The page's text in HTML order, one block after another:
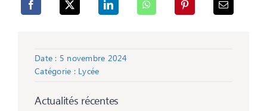
Date : 5 novembre 2024
Catégorie : Lycée
Actualités récentes